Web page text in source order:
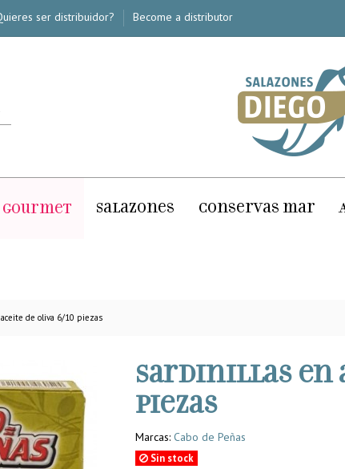
ser distribuidor? Become a distributor
Gourmet Salazones Conservas mar
de oliva 6/10 piezas
Sardinillas en
piezas
Marcas: Cabo de Peñas
Sin stock